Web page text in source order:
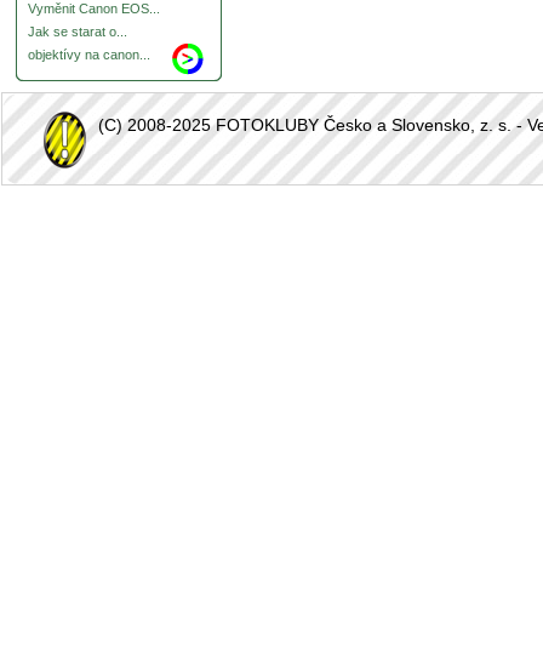
Vyměnit Canon EOS...
Jak se starat o...
objektívy na canon...
(C) 2008-2025 FOTOKLUBY Česko a Slovensko, z. s. -